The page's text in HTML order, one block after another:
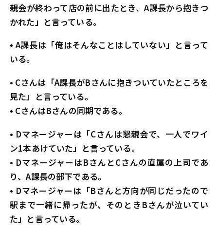
親会が終わって店の前に出たとき、A課長から抱きつ
かれた」と言っている。
• A課長は「俺はそんなことはしていない」と言って
いる。
• Cさんは「A課長がBさんに抱きついていたところを
見た」と言っている。
• CさんはBさんの同期である。
• Dマネージャーは「Cさんは懇親会で、一人でワイ
ン1本あけていた」と言っている。
• DマネージャーはBさんとCさんの直属の上司であ
り、A課長の部下である。
• Dマネージャーは「Bさんと方向が同じだったので
駅まで一緒に帰ったが、そのときBさんが泣いてい
た」と言っている。